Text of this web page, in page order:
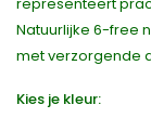
Natuurlijke 6-free
met verzorgende
Kies je kleur: